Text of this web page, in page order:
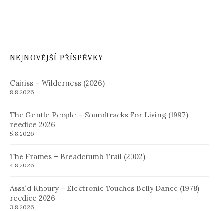
NEJNOVĚJŠÍ PŘÍSPĚVKY
Cairiss – Wilderness (2026)
8.8.2026
The Gentle People – Soundtracks For Living (1997)
reedice 2026
5.8.2026
The Frames – Breadcrumb Trail (2002)
4.8.2026
Assa´d Khoury – Electronic Touches Belly Dance (1978)
reedice 2026
3.8.2026